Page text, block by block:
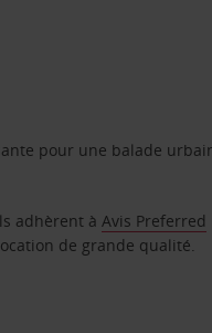
pour une balade
adhèrent àAvis Preferred
de grande qualité.